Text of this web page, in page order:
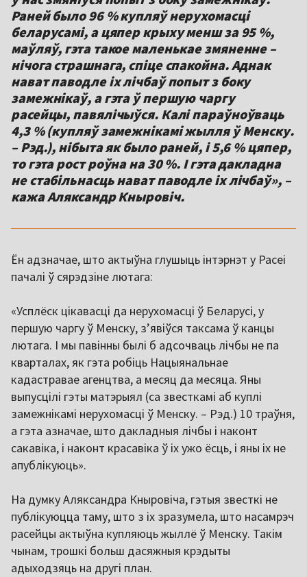
Раней было 96 % купляў нерухомасці
беларусамі, а цяпер крыху менш за 95 %,
маўляў, гэта такое маленькае змяненне –
нічога страшнага, спіце спакойна. Аднак
нават паводле іх лічбаў попыт з боку
замежнікаў, а гэта ў першую чаргу
расейцы, павялічыўся. Калі параўноўваць
4,3 % (купляў замежнікамі жылля ў Менску.
– Рэд.), нібыта як было раней, і 5,6 % цяпер,
то гэта рост роўна на 30 %. І гэта дакладна
не стабільнасць нават паводле іх лічбаў», –
кажа Аляксандр Кныровіч.
Ён адзначае, што актыўна глушыць інтэрнэт у Расеі
пачалі ў сярэдзіне лютага:
«Усплёск цікавасці да нерухомасці ў Беларусі, у
першую чаргу ў Менску, зʼявіўся таксама ў канцы
лютага. І мы павінны былі б адсочваць лічбы не па
кварталах, як гэта робіць Нацыянальнае
кадастравае агенцтва, а месяц да месяца. Яны
выпусцілі гэты матэрыял (са звесткамі аб куплі
замежнікамі нерухомасці ў Менску. – Рэд.) 10 траўня,
а гэта азначае, што дакладныя лічбы і наконт
сакавіка, і наконт красавіка ў іх ужо ёсць, і яны іх не
апублікуюць».
На думку Аляксандра Кныровіча, гэтыя звесткі не
публікуюцца таму, што з іх зразумела, што насамрэч
расейцы актыўна купляюць жыллё ў Менску. Такім
чынам, трошкі больш дасяжныя крэдыты
адыходзяць на другі план.